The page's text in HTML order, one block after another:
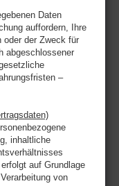
Daten
auffordern, Ihre
oder der Zweck für
abgeschlossener
–
inhaltliche
auf Grundlage
von